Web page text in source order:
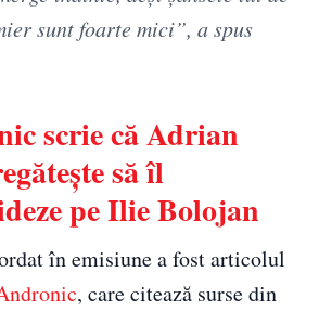
sunt foarte mici”, a spus
scrie că Adrian
să îl
pe Ilie Bolojan
în emisiune a fost articolul
, care citează surse din